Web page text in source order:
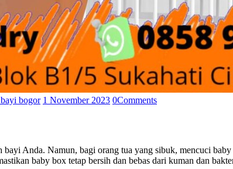
bogor 1 November 2023 0Comments
Anda. Namun, bagi orang tua yang sibuk, mencuci
baby box tetap bersih dan bebas dari kuman dan